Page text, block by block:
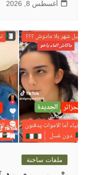
أغسطس 8, 2026
ملفات ساخنة